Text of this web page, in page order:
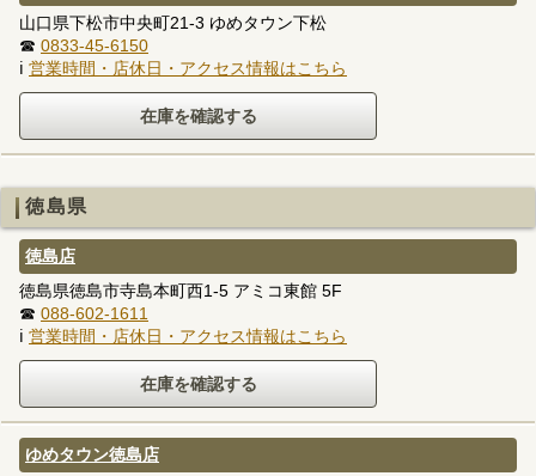
山口県下松市中央町21-3 ゆめタウン下松
☎ 0833-45-6150
ℹ 営業時間・店休日・アクセス情報はこちら
徳島県
徳島店
徳島県徳島市寺島本町西1-5 アミコ東館 5F
☎ 088-602-1611
ℹ 営業時間・店休日・アクセス情報はこちら
ゆめタウン徳島店